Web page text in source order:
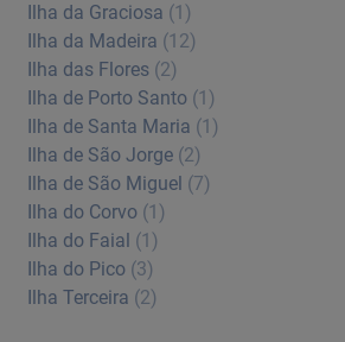
Saiba mais sobre a Chave Móvel Digital
Ilha da Graciosa (1)
Ilha da Madeira (12)
Ilha das Flores (2)
Ilha de Porto Santo (1)
Ilha de Santa Maria (1)
Ilha de São Jorge (2)
Ilha de São Miguel (7)
Ilha do Corvo (1)
Ilha do Faial (1)
Ilha do Pico (3)
Ilha Terceira (2)